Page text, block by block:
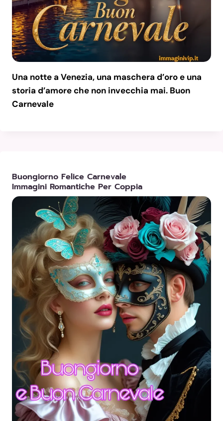
Una notte a Venezia, una maschera d’oro e una
storia d’amore che non invecchia mai. Buon
Carnevale
Buongiorno Felice Carnevale
Immagini Romantiche Per Coppia